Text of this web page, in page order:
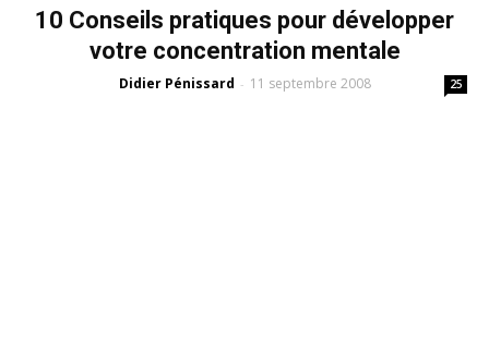
10 Conseils pratiques pour développer
votre concentration mentale
Didier Pénissard - 11 septembre 2008 25